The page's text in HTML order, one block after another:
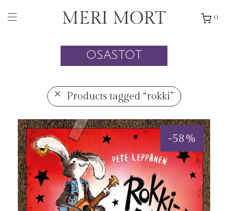
0
OSASTOT
Products tagged “rokki”
-58%